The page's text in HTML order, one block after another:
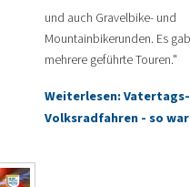
und auch Gravelbike- und
Mountainbikerunden. Es
mehrere geführte Touren."
Weiterlesen:
Volksradfahren - so